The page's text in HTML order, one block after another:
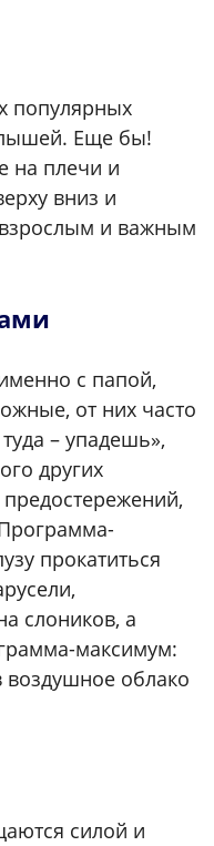
популярных
Еще бы!
на плечи и
вниз и
и важным
с папой,
от них часто
– упадешь»,
других
прокатиться
слоников, а
максимум:
воздушное облако
силой и